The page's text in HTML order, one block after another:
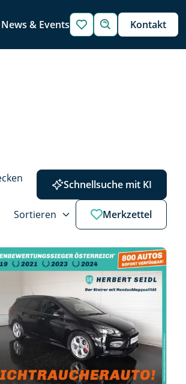
News & Events Kontakt
Schnellsuche mit KI
Merkzettel
Sortieren